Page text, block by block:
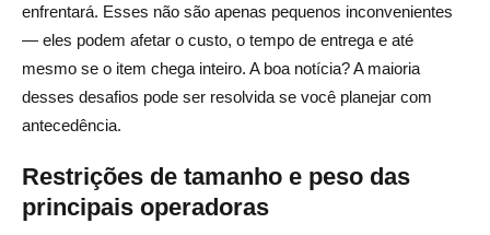
enfrentará. Esses não são apenas pequenos inconvenientes
— eles podem afetar o custo, o tempo de entrega e até
mesmo se o item chega inteiro. A boa notícia? A maioria
desses desafios pode ser resolvida se você planejar com
antecedência.
Restrições de tamanho e peso das
principais operadoras